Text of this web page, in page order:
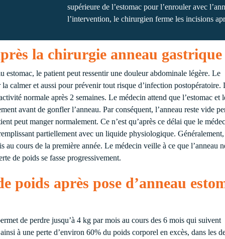
supérieure de l’estomac pour l’enrouler avec
l’intervention, le chirurgien ferme les incisions
la chirurgie anneau gastrique
estomac, le patient peut ressentir une douleur abdominale légère. Le
calmer et aussi pour prévenir tout risque d’infection postopératoire.
normale après 2 semaines. Le médecin attend que l’estomac et
avant de gonfler l’anneau. Par conséquent, l’anneau reste vide
peut manger normalement. Ce n’est qu’après ce délai que le
partiellement avec un liquide physiologique.
au cours de la première année. Le médecin veille à ce que l’anneau
de poids se fasse progressivement.
poids après pose d’anneau
de perdre jusqu’à 4 kg par mois au cours des 6 mois qui suivent
à une perte d’environ 60% du poids corporel en excès, dans les